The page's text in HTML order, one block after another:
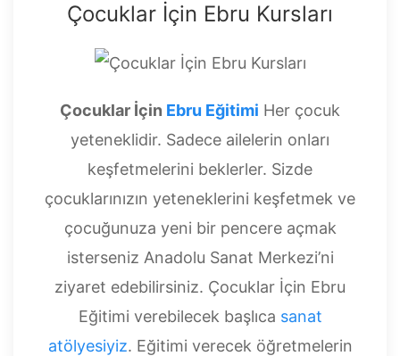
Çocuklar İçin Ebru Kursları
Çocuklar İçin Ebru Eğitimi Her çocuk
yeteneklidir. Sadece ailelerin onları
keşfetmelerini beklerler. Sizde
çocuklarınızın yeteneklerini keşfetmek ve
çocuğunuza yeni bir pencere açmak
isterseniz Anadolu Sanat Merkezi’ni
ziyaret edebilirsiniz. Çocuklar İçin Ebru
Eğitimi verebilecek başlıca sanat
atölyesiyiz. Eğitimi verecek öğretmelerin